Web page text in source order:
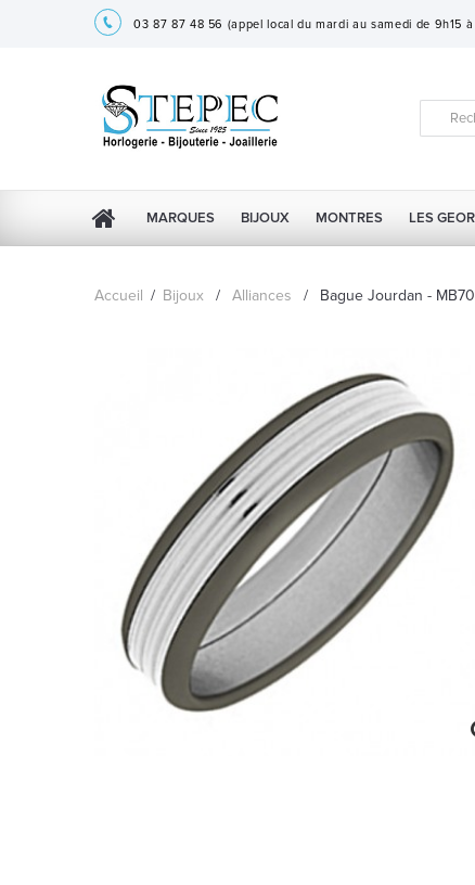
03 87 87 48 56 (appel local du mardi au samedi de 9h15
MARQUES BIJOUX MONTRES LES
Accueil / Bijoux / Alliances / Bague Jourdan -